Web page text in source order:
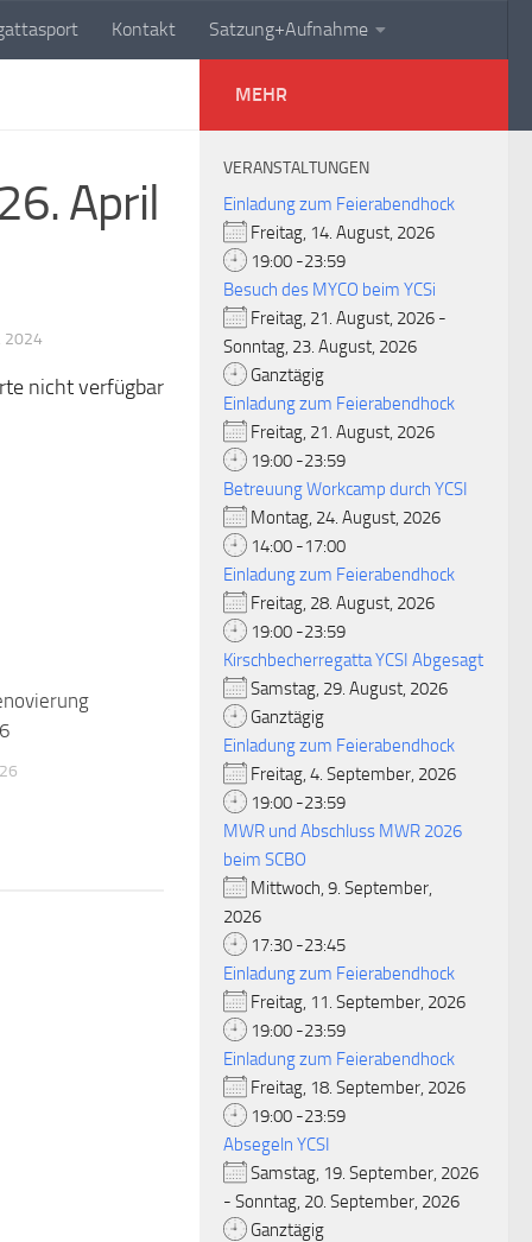
Kontakt Satzung+Aufnahme
April
2024
nicht verfügbar
MEHR
VERANSTALTUNGEN
Einladung zum Feierabendhock
Freitag, 14. August, 2026
19:00 -23:59
Besuch des MYCO beim YCSi
Freitag, 21. August, 2026 -
Sonntag, 23. August, 2026
Ganztägig
Einladung zum Feierabendhock
Freitag, 21. August, 2026
19:00 -23:59
Betreuung Workcamp durch YCSI
Montag, 24. August, 2026
14:00 -17:00
Einladung zum Feierabendhock
Freitag, 28. August, 2026
19:00 -23:59
Kirschbecherregatta YCSI Abgesagt
Samstag, 29. August, 2026
Ganztägig
Einladung zum Feierabendhock
Freitag, 4. September, 2026
19:00 -23:59
MWR und Abschluss MWR 2026
beim SCBO
Mittwoch, 9. September,
2026
17:30 -23:45
Einladung zum Feierabendhock
Freitag, 11. September, 2026
19:00 -23:59
Einladung zum Feierabendhock
Freitag, 18. September, 2026
19:00 -23:59
Absegeln YCSI
Samstag, 19. September, 2026
- Sonntag, 20. September, 2026
Ganztägig